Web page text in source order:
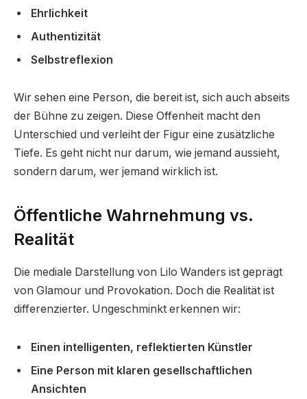
Ehrlichkeit
Authentizität
Selbstreflexion
Wir sehen eine Person, die bereit ist, sich auch abseits
der Bühne zu zeigen. Diese Offenheit macht den
Unterschied und verleiht der Figur eine zusätzliche
Tiefe. Es geht nicht nur darum, wie jemand aussieht,
sondern darum, wer jemand wirklich ist.
Öffentliche Wahrnehmung vs.
Realität
Die mediale Darstellung von Lilo Wanders ist geprägt
von Glamour und Provokation. Doch die Realität ist
differenzierter. Ungeschminkt erkennen wir:
Einen intelligenten, reflektierten Künstler
Eine Person mit klaren gesellschaftlichen
Ansichten